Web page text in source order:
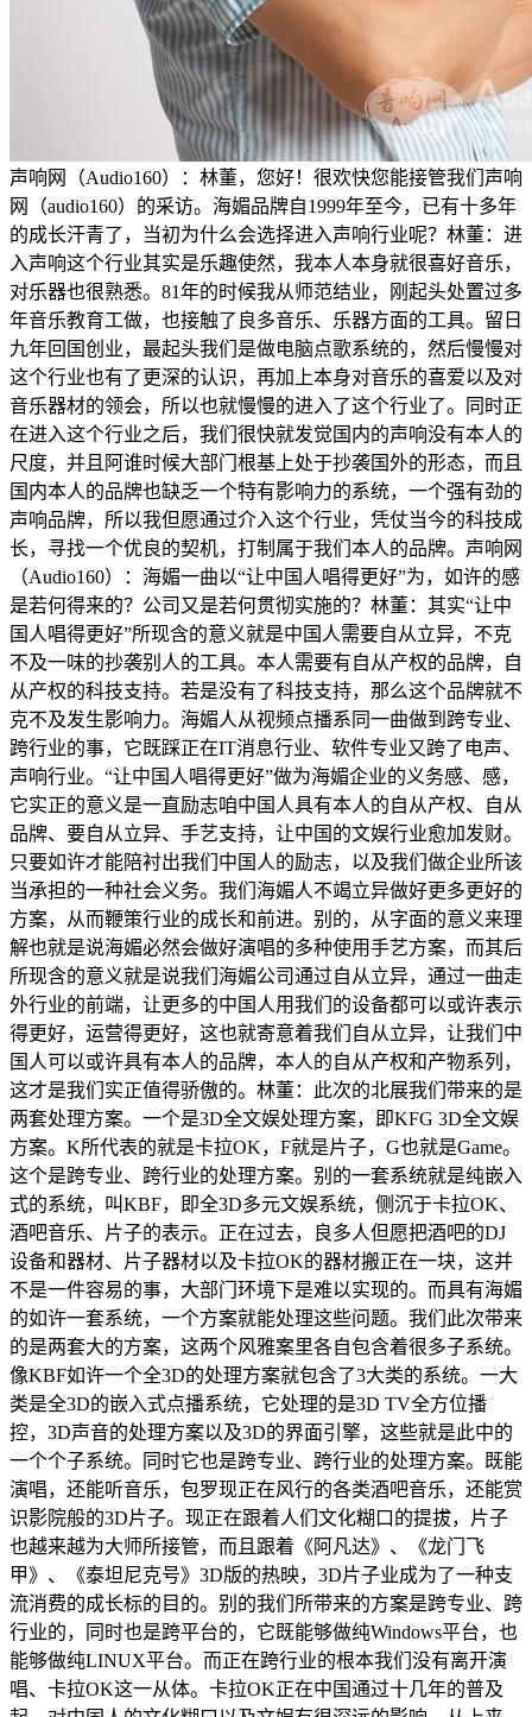
声响网（Audio160）：林董，您好！很欢快您能接管我们声响
网（audio160）的采访。海媚品牌自1999年至今，已有十多年
的成长汗青了，当初为什么会选择进入声响行业呢？林董：进
入声响这个行业其实是乐趣使然，我本人本身就很喜好音乐，
对乐器也很熟悉。81年的时候我从师范结业，刚起头处置过多
年音乐教育工做，也接触了良多音乐、乐器方面的工具。留日
九年回国创业，最起头我们是做电脑点歌系统的，然后慢慢对
这个行业也有了更深的认识，再加上本身对音乐的喜爱以及对
音乐器材的领会，所以也就慢慢的进入了这个行业了。同时正
在进入这个行业之后，我们很快就发觉国内的声响没有本人的
尺度，并且阿谁时候大部门根基上处于抄袭国外的形态，而且
国内本人的品牌也缺乏一个特有影响力的系统，一个强有劲的
声响品牌，所以我但愿通过介入这个行业，凭仗当今的科技成
长，寻找一个优良的契机，打制属于我们本人的品牌。声响网
（Audio160）：海媚一曲以“让中国人唱得更好”为，如许的感
是若何得来的？公司又是若何贯彻实施的？林董：其实“让中
国人唱得更好”所现含的意义就是中国人需要自从立异，不克
不及一味的抄袭别人的工具。本人需要有自从产权的品牌，自
从产权的科技支持。若是没有了科技支持，那么这个品牌就不
克不及发生影响力。海媚人从视频点播系同一曲做到跨专业、
跨行业的事，它既踩正在IT消息行业、软件专业又跨了电声、
声响行业。“让中国人唱得更好”做为海媚企业的义务感、感，
它实正的意义是一直励志咱中国人具有本人的自从产权、自从
品牌、要自从立异、手艺支持，让中国的文娱行业愈加发财。
只要如许才能陪衬出我们中国人的励志，以及我们做企业所该
当承担的一种社会义务。我们海媚人不竭立异做好更多更好的
方案，从而鞭策行业的成长和前进。别的，从字面的意义来理
解也就是说海媚必然会做好演唱的多种使用手艺方案，而其后
所现含的意义就是说我们海媚公司通过自从立异，通过一曲走
外行业的前端，让更多的中国人用我们的设备都可以或许表示
得更好，运营得更好，这也就寄意着我们自从立异，让我们中
国人可以或许具有本人的品牌，本人的自从产权和产物系列，
这才是我们实正值得骄傲的。林董：此次的北展我们带来的是
两套处理方案。一个是3D全文娱处理方案，即KFG 3D全文娱
方案。K所代表的就是卡拉OK，F就是片子，G也就是Game。
这个是跨专业、跨行业的处理方案。别的一套系统就是纯嵌入
式的系统，叫KBF，即全3D多元文娱系统，侧沉于卡拉OK、
酒吧音乐、片子的表示。正在过去，良多人但愿把酒吧的DJ
设备和器材、片子器材以及卡拉OK的器材搬正在一块，这并
不是一件容易的事，大部门环境下是难以实现的。而具有海媚
的如许一套系统，一个方案就能处理这些问题。我们此次带来
的是两套大的方案，这两个风雅案里各自包含着很多子系统。
像KBF如许一个全3D的处理方案就包含了3大类的系统。一大
类是全3D的嵌入式点播系统，它处理的是3D TV全方位播
控，3D声音的处理方案以及3D的界面引擎，这些就是此中的
一个个子系统。同时它也是跨专业、跨行业的处理方案。既能
演唱，还能听音乐，包罗现正在风行的各类酒吧音乐，还能赏
识影院般的3D片子。现正在跟着人们文化糊口的提拔，片子
也越来越为大师所接管，而且跟着《阿凡达》、《龙门飞
甲》、《泰坦尼克号》3D版的热映，3D片子业成为了一种支
流消费的成长标的目的。别的我们所带来的方案是跨专业、跨
行业的，同时也是跨平台的，它既能够做纯Windows平台，也
能够做纯LINUX平台。而正在跨行业的根本我们没有离开演
唱、卡拉OK这一从体。卡拉OK正在中国通过十几年的普及